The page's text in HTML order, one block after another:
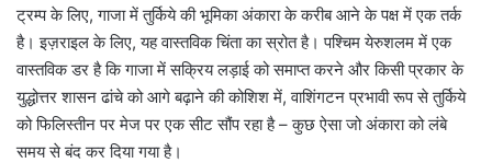
ट्रम्प के लिए, गाजा में तुर्किये की भूमिका अंकारा के करीब आने के पक्ष में एक तर्क
है। इज़राइल के लिए, यह वास्तविक चिंता का स्रोत है। पश्चिम येरुशलम में एक
वास्तविक डर है कि गाजा में सक्रिय लड़ाई को समाप्त करने और किसी प्रकार के
युद्धोत्तर शासन ढांचे को आगे बढ़ाने की कोशिश में, वाशिंगटन प्रभावी रूप से तुर्किये
को फिलिस्तीन पर मेज पर एक सीट सौंप रहा है – कुछ ऐसा जो अंकारा को लंबे
समय से बंद कर दिया गया है।